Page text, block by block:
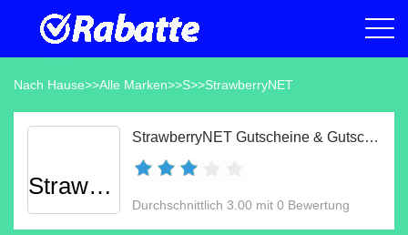
Nach Hause>>Alle Marken>>S>>StrawberryNET
StrawberryNET
StrawberryNET Gutscheine & Gutscheincodes Aug 2026
Durchschnittlich 3.00 mit 0 Bewertung